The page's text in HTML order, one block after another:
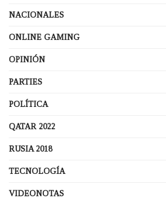
NACIONALES
ONLINE GAMING
OPINIÓN
PARTIES
POLÍTICA
QATAR 2022
RUSIA 2018
TECNOLOGÍA
VIDEONOTAS